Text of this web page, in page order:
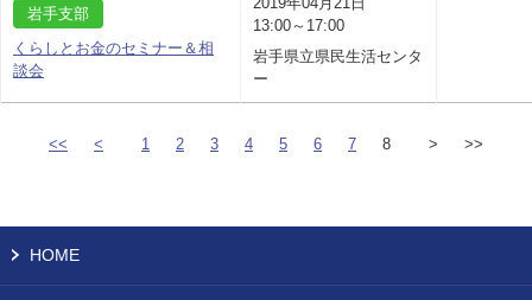
岩手支部
くらしとお金のセミナー＆相
談会
13:00～17:00
岩手県立県民生活センタ
ー
<< < 1 2 3 4 5 6 7 8 > >>
HOME